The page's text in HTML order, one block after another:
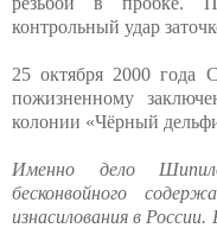
контрольный удар
25 октября 2000 года
пожизненному
колонии «Чёрный
Именно дело
бесконвойного
изнасилования в